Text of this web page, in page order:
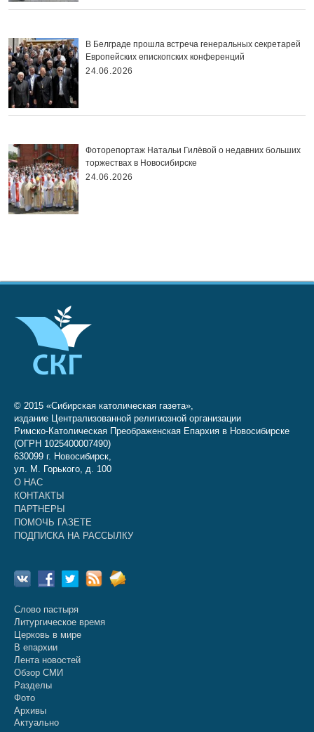
В Белграде прошла встреча генеральных секретарей
Европейских епископских конференций
24.06.2026
Фоторепортаж Натальи Гилёвой о недавних больших
торжествах в Новосибирске
24.06.2026
© 2015 «Сибирская католическая газета»,
издание Централизованной религиозной организации
Римско-Католическая Преображенская Епархия в Новосибирске
(ОГРН 1025400007490)
630099 г. Новосибирск,
ул. М. Горького, д. 100
О НАС
КОНТАКТЫ
ПАРТНЕРЫ
ПОМОЧЬ ГАЗЕТЕ
ПОДПИСКА НА РАССЫЛКУ
Слово пастыря
Литургическое время
Церковь в мире
В епархии
Лента новостей
Обзор СМИ
Разделы
Фото
Архивы
Актуально